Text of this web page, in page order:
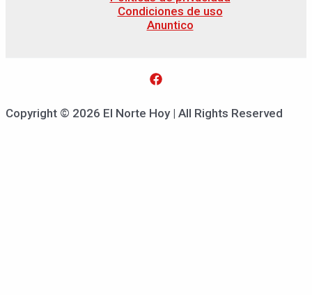
Condiciones de uso
Anuntico
Copyright © 2026 El Norte Hoy | All Rights Reserved